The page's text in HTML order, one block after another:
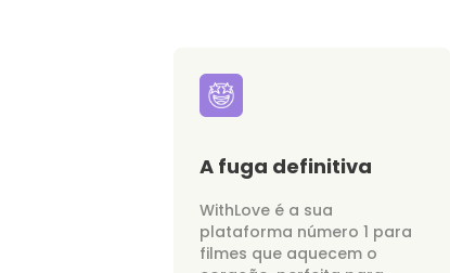
A fuga definitiva
WithLove é a sua
plataforma número 1 para
filmes que aquecem o